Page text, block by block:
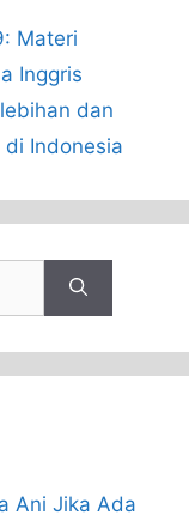
Materi
Inggris
dan
di Indonesia
Ani Jika Ada